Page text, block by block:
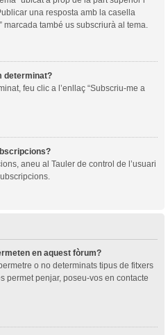
una resposta amb la casella
marcada també us subscriurà al tema.
determinat?
feu clic a l’enllaç “Subscriu-me a
aneu al Tauler de control de l’usuari
en aquest fòrum?
o no determinats tipus de fitxers
permet penjar, poseu-vos en contacte